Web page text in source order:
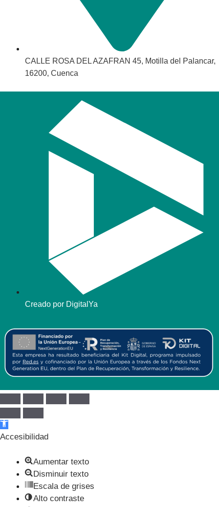
CALLE ROSA DEL AZAFRAN 45, Motilla del Palancar,
16200, Cuenca
Creado por DigitalYa
Abrir barra de herramientas
Accesibilidad
Aumentar texto
Disminuir texto
Escala de grises
Alto contraste